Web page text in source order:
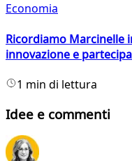
Economia
Ricordiamo Marcinelle
innovazione e
1 min di lettura
Idee e commenti